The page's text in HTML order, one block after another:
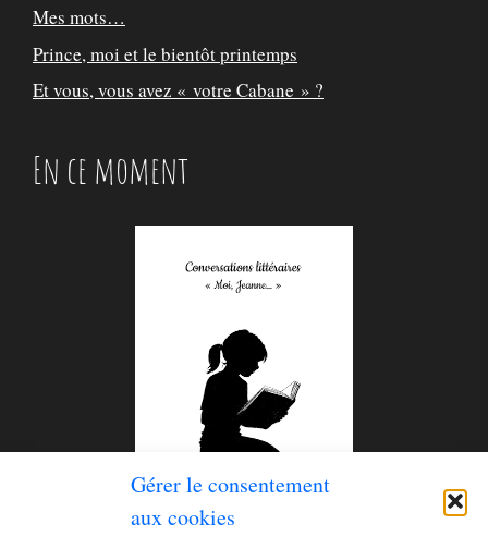
Gérer le consentement
aux cookies
Mes mots…
Prince, moi et le bientôt printemps
Et vous, vous avez « votre Cabane » ?
En ce moment